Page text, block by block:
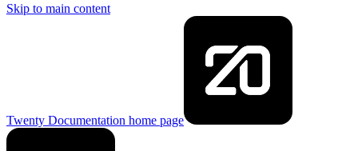
Skip to main content
Twenty Documentation home page